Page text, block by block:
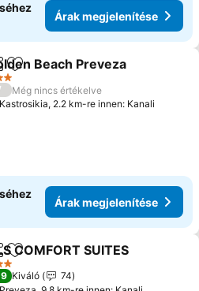
Árak megjelenítése
Hozzáadás a kedvencekhez
Beach Preveza
Még nincs értékelve
Kastrosikia, 2.2 km-re innen: Kanali
Árak megjelenítése
Hozzáadás a kedvencekhez
COMFORT SUITES
Kiváló
74